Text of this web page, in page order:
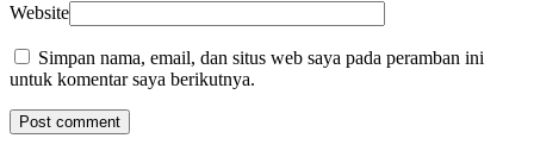
Website
Simpan nama, email, dan situs web saya pada peramban ini
untuk komentar saya berikutnya.